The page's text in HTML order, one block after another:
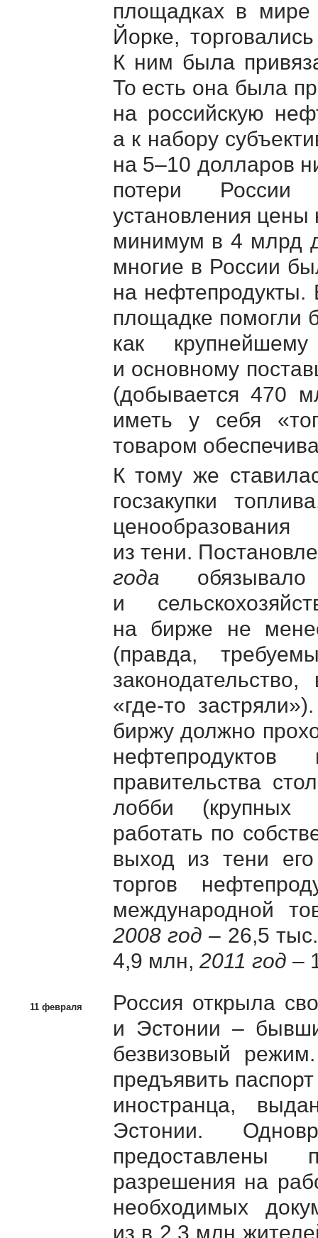
площадках в
Йорке,
К ним была
То есть она была
на российскую
а к набору
на 5–10 долларов
потери России
установления
минимум в 4 млрд
многие в России
на нефтепродукты.
площадке помогли
как
и основному
(добывается 470
иметь у себя
товаром
К тому же
госзакупки
из тени.
года обязывало
и
на бирже не
(правда,
«где-то
биржу должно
правительства
лобби (крупных
работать по
выход из тени
торгов
международной
2008 год – 26,5
4,9 млн, 2011 год –
11 февраля
Россия открыла
и Эстонии –
безвизовый
предъявить
иностранца,
Эстонии.
предоставлены
разрешения на
необходимых
из в 2,3 млн